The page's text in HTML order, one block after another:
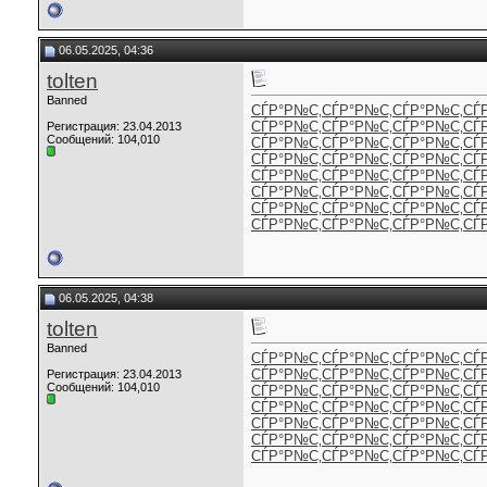
06.05.2025, 04:36
tolten
Banned
Регистрация: 23.04.2013
Сообщений: 104,010
СЃР°Р№С‚СЃР°Р№С‚СЃР°Р№С‚
СЃР°Р№С‚СЃР°Р№С‚СЃР°Р№С‚
СЃР°Р№С‚СЃР°Р№С‚СЃР°Р№С‚
СЃР°Р№С‚СЃР°Р№С‚СЃР°Р№С‚
СЃР°Р№С‚СЃР°Р№С‚СЃР°Р№С‚
СЃР°Р№С‚СЃР°Р№С‚СЃР°Р№С‚
СЃР°Р№С‚СЃР°Р№С‚СЃР°Р№С‚
СЃР°Р№С‚СЃР°Р№С‚СЃР°Р№С‚
06.05.2025, 04:38
tolten
Banned
Регистрация: 23.04.2013
Сообщений: 104,010
СЃР°Р№С‚СЃР°Р№С‚СЃР°Р№С‚
СЃР°Р№С‚СЃР°Р№С‚СЃР°Р№С‚
СЃР°Р№С‚СЃР°Р№С‚СЃР°Р№С‚
СЃР°Р№С‚СЃР°Р№С‚СЃР°Р№С‚
СЃР°Р№С‚СЃР°Р№С‚СЃР°Р№С‚
СЃР°Р№С‚СЃР°Р№С‚СЃР°Р№С‚
СЃР°Р№С‚СЃР°Р№С‚СЃР°Р№С‚